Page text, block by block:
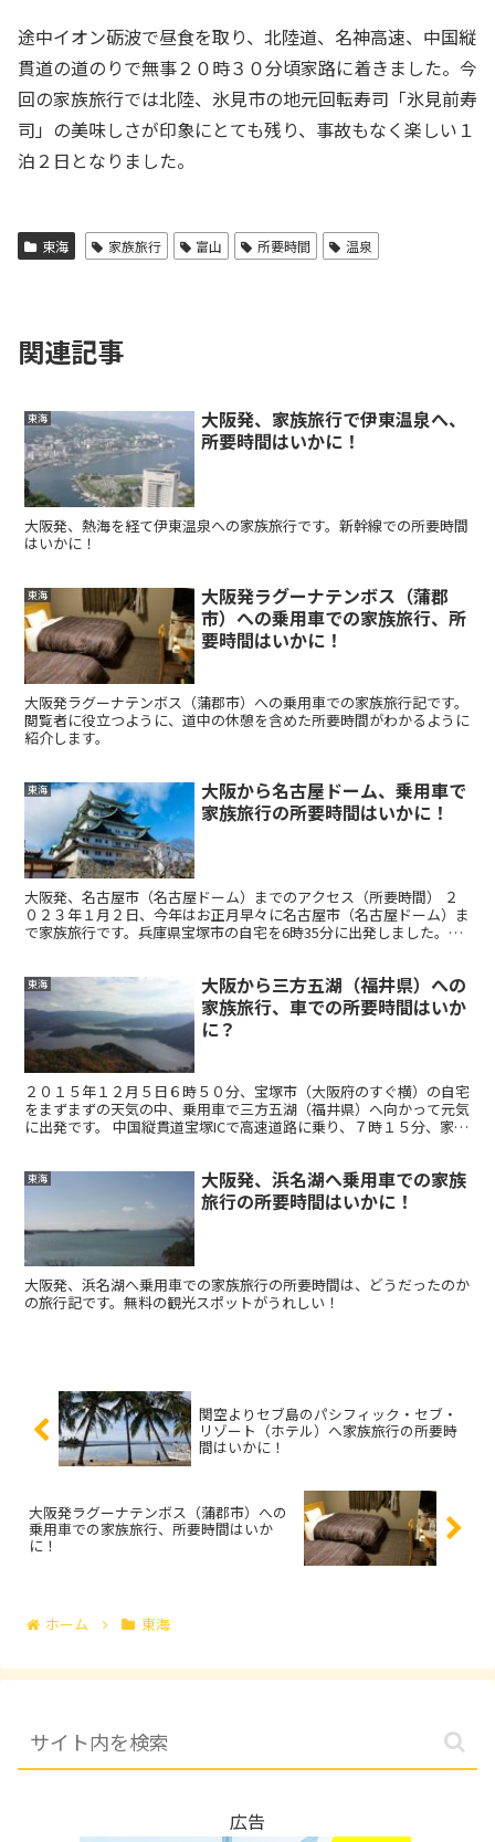
途中イオン砺波で昼食を取り、北陸道、名神高速、中国縦
貫道の道のりで無事２０時３０分頃家路に着きました。今
回の家族旅行では北陸、氷見市の地元回転寿司「氷見前寿
司」の美味しさが印象にとても残り、事故もなく楽しい１
泊２日となりました。
東海 家族旅行 富山 所要時間 温泉
関連記事
東海
大阪発、家族旅行で伊東温泉へ、
所要時間はいかに！
大阪発、熱海を経て伊東温泉への家族旅行です。新幹線での所要時間
はいかに！
東海
大阪発ラグーナテンボス（蒲郡
市）への乗用車での家族旅行、所
要時間はいかに！
大阪発ラグーナテンボス（蒲郡市）への乗用車での家族旅行記です。
閲覧者に役立つように、道中の休憩を含めた所要時間がわかるように
紹介します。
東海
大阪から名古屋ドーム、乗用車で
家族旅行の所要時間はいかに！
大阪発、名古屋市（名古屋ドーム）までのアクセス（所要時間） ２
０２３年１月２日、今年はお正月早々に名古屋市（名古屋ドーム）ま
で家族旅行です。兵庫県宝塚市の自宅を6時35分に出発しました。い
東海
大阪から三方五湖（福井県）への
家族旅行、車での所要時間はいか
に？
２０１５年１２月５日６時５０分、宝塚市（大阪府のすぐ横）の自宅
をまずまずの天気の中、乗用車で三方五湖（福井県）へ向かって元気
に出発です。 中国縦貫道宝塚ICで高速道路に乗り、７時１５分、家族
東海
大阪発、浜名湖へ乗用車での家族
旅行の所要時間はいかに！
大阪発、浜名湖へ乗用車での家族旅行の所要時間は、どうだったのか
の旅行記です。無料の観光スポットがうれしい！
関空よりセブ島のパシフィック・セブ・
リゾート（ホテル）へ家族旅行の所要時
間はいかに！
大阪発ラグーナテンボス（蒲郡市）への
乗用車での家族旅行、所要時間はいか
に！
ホーム 東海
広告